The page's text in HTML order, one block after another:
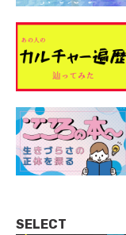
SELECT